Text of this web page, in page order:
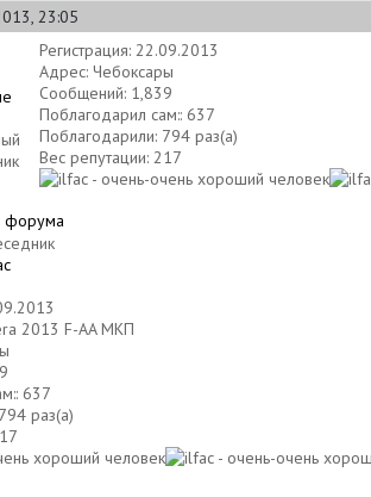
23:05
Регистрация: 22.09.2013
Адрес: Чебоксары
Сообщений: 1,839
Поблагодарил сам:: 637
Поблагодарили: 794 раз(а)
Вес репутации: 217
2013 F-AA МКП
637
раз(а)